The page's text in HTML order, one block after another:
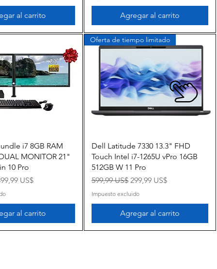
al carrito Agregar al carrito
rápida
i7 8GB RAM
MONITOR 21"
10 Pro
de oferta
US$
al carrito
Vista rápida
Oferta de tiempo limitado
Dell Latitude 7330 13.3" FHD
Touch Intel i7-1265U vPro 16GB
512GB W 11 Pro
Precio
599,99 US$ Precio de oferta
299,99 US$
Impuesto excluido
Agregar al carrito